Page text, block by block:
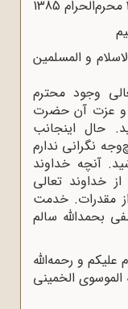
و المسلمین
وجود محترم
و عزت آن حضرت
حال اینجانب
نگرانی ندارم
آنچه خداوند
خداوند تعالی
مقدرات. خدمت
بحمدالله سالم
رحمه‌الله‌
الخمینی